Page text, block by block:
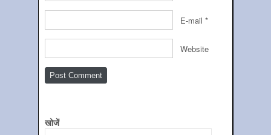
E-mail *
Website
खोजें